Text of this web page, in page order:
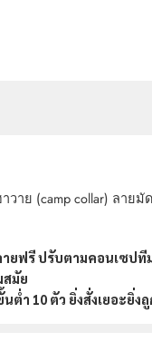
วาย (camp collar) ลา
ยฟรี ปรับตามคอนเซปที
สมัย
ำ 10 ตัว ยิ่งสั่งเยอะยิ่งถู